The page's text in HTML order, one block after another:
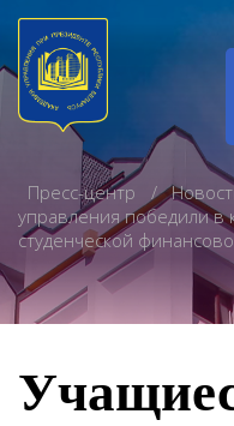
Пресс-центр
управления победили в
студенческой